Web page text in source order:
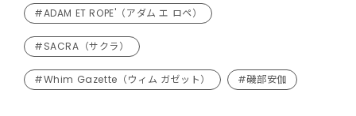
#ADAM ET ROPE'（アダム エ ロペ）
#SACRA（サクラ）
#Whim Gazette（ウィム ガゼット） #磯部安伽